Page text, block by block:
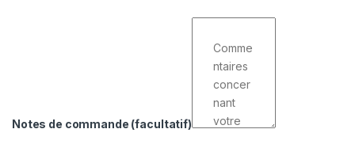
Notes de commande (facultatif)